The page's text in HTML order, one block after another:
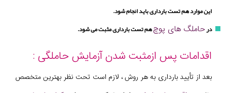
این موارد هم تست بارداری باید انجام شود.
درحاملگ های پوچهم تست بارداری مثبت می شود.
اقدامات پس ازمثبت شدن آزمایش حاملگی :
بعد از تأیید بارداری به هر روش ، لازم است تحت نظر بهترین متخصص